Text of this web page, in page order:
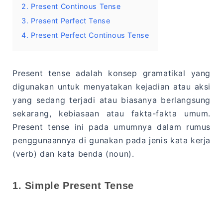
2. Present Continous Tense
3. Present Perfect Tense
4. Present Perfect Continous Tense
Present tense adalah konsep gramatikal yang
digunakan untuk menyatakan kejadian atau aksi
yang sedang terjadi atau biasanya berlangsung
sekarang, kebiasaan atau fakta-fakta umum.
Present tense ini pada umumnya dalam rumus
penggunaannya di gunakan pada jenis kata kerja
(verb) dan kata benda (noun).
1. Simple Present Tense